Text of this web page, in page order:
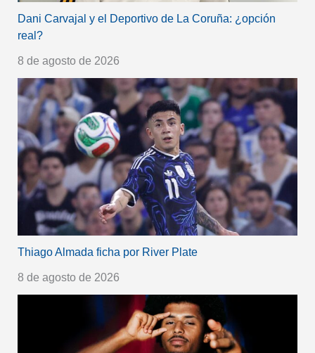
Dani Carvajal y el Deportivo de La Coruña: ¿opción
real?
8 de agosto de 2026
Thiago Almada ficha por River Plate
8 de agosto de 2026